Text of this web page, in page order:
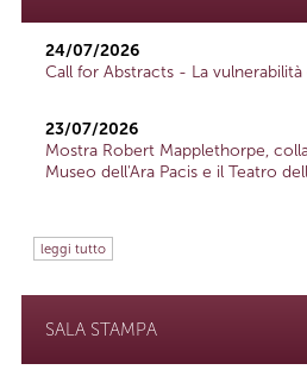
24/07/2026
Call for Abstracts - La
23/07/2026
Mostra Robert Mapplethorpe,
Museo dell'Ara Pacis e il Teatro
leggi tutto
SALA STAMPA